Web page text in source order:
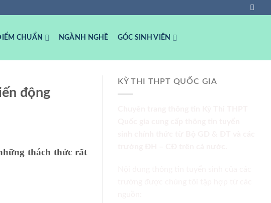
CHUẨN NGÀNH NGHỀ GÓC SINH VIÊN
động
thách thức rất
KỲ THI THPT QUỐC GIA